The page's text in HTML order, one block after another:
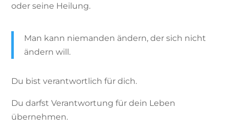
oder seine Heilung.
Man kann niemanden ändern, der sich nicht
ändern will.
Du bist verantwortlich für dich.
Du darfst Verantwortung für dein Leben
übernehmen.